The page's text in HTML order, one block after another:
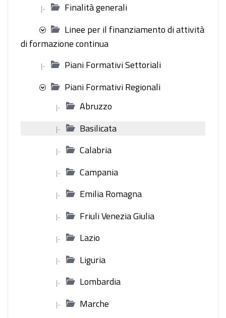
|-
Finalità generali
Linee per il finanziamento di attività
di formazione continua
|-
Piani Formativi Settoriali
Piani Formativi Regionali
|- Abruzzo
|- Basilicata
|- Calabria
|- Campania
|- Emilia Romagna
|- Friuli Venezia Giulia
|- Lazio
|- Liguria
|- Lombardia
|- Marche